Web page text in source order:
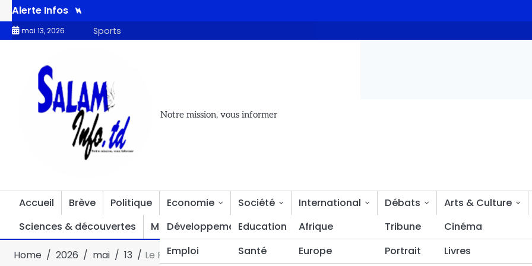
Alerte Infos
de la CCBC : le Tchad présente deux projets prioritaires sur l’environnement
mai 13, 2026 Sports
Notre mission, vous informer
Accueil Brève Politique
Economie
Développement
Emploi
Société
Education
Santé
International
Afrique
Europe
Débats
Tribune
Portrait
Arts & Culture
Cinéma
Livres
Sciences & découvertes
Multimédia Divers Bien-être
Home 2026 mai 13 Le RAGFHT au front pour les droits reproductifs des femmes handicapées